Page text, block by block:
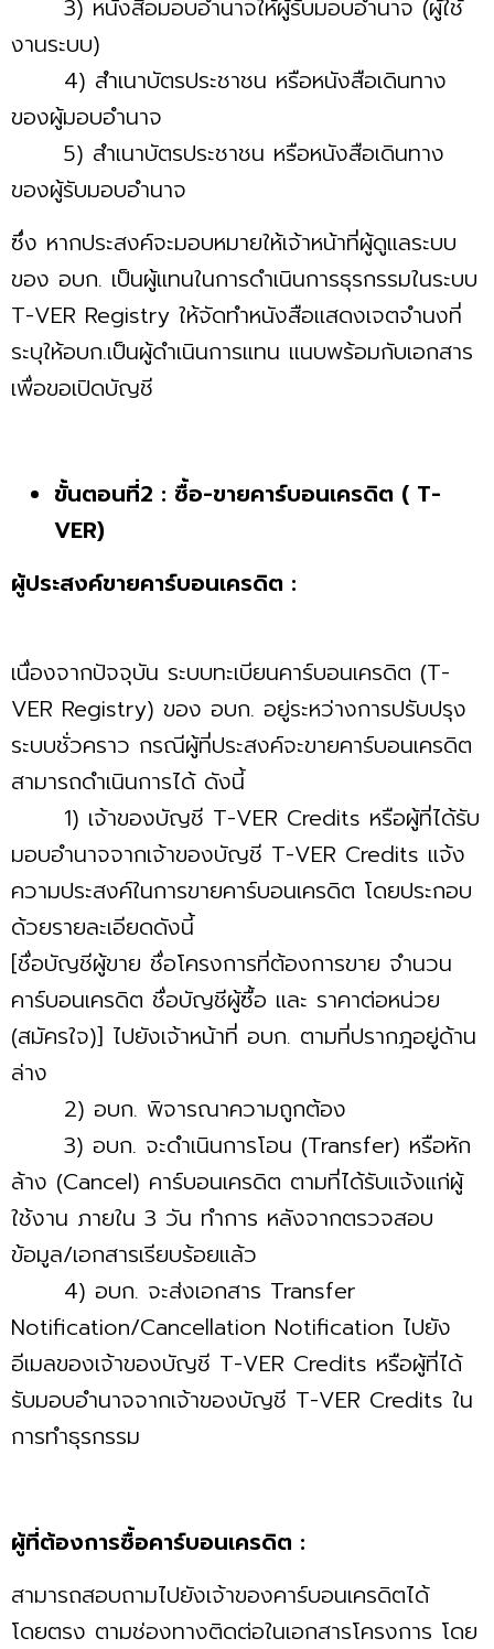
3) หนังสือมอบอำนาจให้ผู้รับมอบอำนาจ (ผู้ใช้
งานระบบ)
4) สำเนาบัตรประชาชน หรือหนังสือเดินทาง
ของผู้มอบอำนาจ
5) สำเนาบัตรประชาชน หรือหนังสือเดินทาง
ของผู้รับมอบอำนาจ
ซึ่ง หากประสงค์จะมอบหมายให้เจ้าหน้าที่ผู้ดูแลระบบ
ของ อบก. เป็นผู้แทนในการดำเนินการธุรกรรมในระบบ
T-VER Registry ให้จัดทำหนังสือแสดงเจตจำนงที่
ระบุให้อบก.เป็นผู้ดำเนินการแทน แนบพร้อมกับเอกสาร
เพื่อขอเปิดบัญชี
ขั้นตอนที่2 : ซื้อ-ขายคาร์บอนเครดิต ( T-
VER)
ผู้ประสงค์ขายคาร์บอนเครดิต :
เนื่องจากปัจจุบัน ระบบทะเบียนคาร์บอนเครดิต (T-
VER Registry) ของ อบก. อยู่ระหว่างการปรับปรุง
ระบบชั่วคราว กรณีผู้ที่ประสงค์จะขายคาร์บอนเครดิต
สามารถดำเนินการได้ ดังนี้
1) เจ้าของบัญชี T-VER Credits หรือผู้ที่ได้รับ
มอบอำนาจจากเจ้าของบัญชี T-VER Credits แจ้ง
ความประสงค์ในการขายคาร์บอนเครดิต โดยประกอบ
ด้วยรายละเอียดดังนี้
[ชื่อบัญชีผู้ขาย ชื่อโครงการที่ต้องการขาย จำนวน
คาร์บอนเครดิต ชื่อบัญชีผู้ซื้อ และ ราคาต่อหน่วย
(สมัครใจ)] ไปยังเจ้าหน้าที่ อบก. ตามที่ปรากฎอยู่ด้าน
ล่าง
2) อบก. พิจารณาความถูกต้อง
3) อบก. จะดำเนินการโอน (Transfer) หรือหัก
ล้าง (Cancel) คาร์บอนเครดิต ตามที่ได้รับแจ้งแก่ผู้
ใช้งาน ภายใน 3 วัน ทำการ หลังจากตรวจสอบ
ข้อมูล/เอกสารเรียบร้อยแล้ว
4) อบก. จะส่งเอกสาร Transfer
Notification/Cancellation Notification ไปยัง
อีเมลของเจ้าของบัญชี T-VER Credits หรือผู้ที่ได้
รับมอบอำนาจจากเจ้าของบัญชี T-VER Credits ใน
การทำธุรกรรม
ผู้ที่ต้องการซื้อคาร์บอนเครดิต :
สามารถสอบถามไปยังเจ้าของคาร์บอนเครดิตได้
โดยตรง ตามช่องทางติดต่อในเอกสารโครงการ โดย